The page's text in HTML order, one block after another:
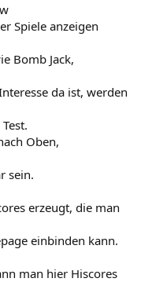
Spiele anzeigen
Bomb Jack,
da ist, werden
Oben,
sein.
erzeugt, die man
einbinden kann.
man hier Hiscores